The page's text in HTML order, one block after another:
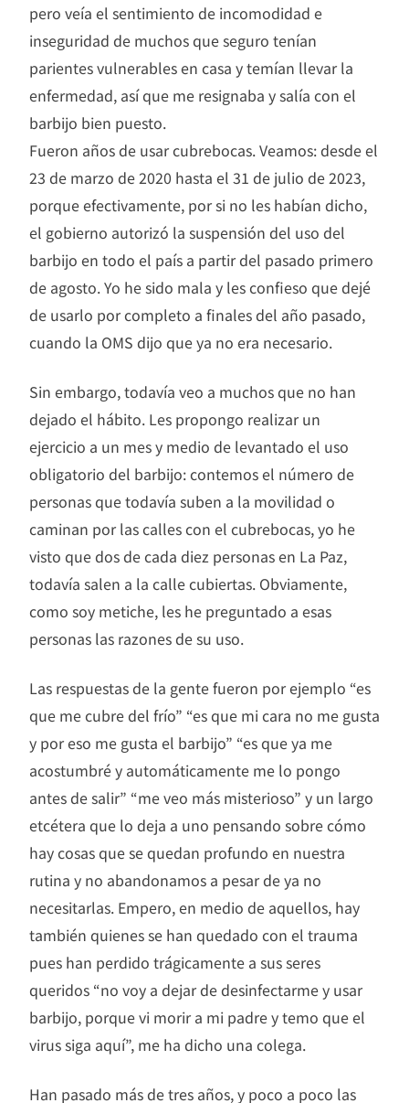
pero veía el sentimiento de incomodidad e
inseguridad de muchos que seguro tenían
parientes vulnerables en casa y temían llevar la
enfermedad, así que me resignaba y salía con el
barbijo bien puesto.
Fueron años de usar cubrebocas. Veamos: desde el
23 de marzo de 2020 hasta el 31 de julio de 2023,
porque efectivamente, por si no les habían dicho,
el gobierno autorizó la suspensión del uso del
barbijo en todo el país a partir del pasado primero
de agosto. Yo he sido mala y les confieso que dejé
de usarlo por completo a finales del año pasado,
cuando la OMS dijo que ya no era necesario.
Sin embargo, todavía veo a muchos que no han
dejado el hábito. Les propongo realizar un
ejercicio a un mes y medio de levantado el uso
obligatorio del barbijo: contemos el número de
personas que todavía suben a la movilidad o
caminan por las calles con el cubrebocas, yo he
visto que dos de cada diez personas en La Paz,
todavía salen a la calle cubiertas. Obviamente,
como soy metiche, les he preguntado a esas
personas las razones de su uso.
Las respuestas de la gente fueron por ejemplo “es
que me cubre del frío” “es que mi cara no me gusta
y por eso me gusta el barbijo” “es que ya me
acostumbré y automáticamente me lo pongo
antes de salir” “me veo más misterioso” y un largo
etcétera que lo deja a uno pensando sobre cómo
hay cosas que se quedan profundo en nuestra
rutina y no abandonamos a pesar de ya no
necesitarlas. Empero, en medio de aquellos, hay
también quienes se han quedado con el trauma
pues han perdido trágicamente a sus seres
queridos “no voy a dejar de desinfectarme y usar
barbijo, porque vi morir a mi padre y temo que el
virus siga aquí”, me ha dicho una colega.
Han pasado más de tres años, y poco a poco las